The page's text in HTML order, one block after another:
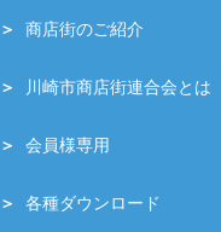
商店街のご紹介
川崎市商店街連合会とは
会員様専用
各種ダウンロード